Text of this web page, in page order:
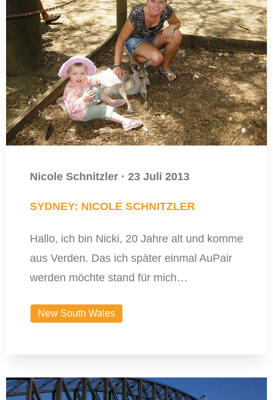
Nicole Schnitzler · 23 Juli 2013
SYDNEY: NICOLE SCHNITZLER
Hallo, ich bin Nicki, 20 Jahre alt und komme
aus Verden. Das ich später einmal AuPair
werden möchte stand für mich…
New South Wales